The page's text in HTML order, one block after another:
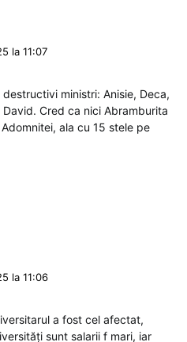
la 11:07
ministri: Anisie, Deca,
Cred ca nici Abramburita
ala cu 15 stele pe
la 11:06
a fost cel afectat,
sunt salarii f mari, iar